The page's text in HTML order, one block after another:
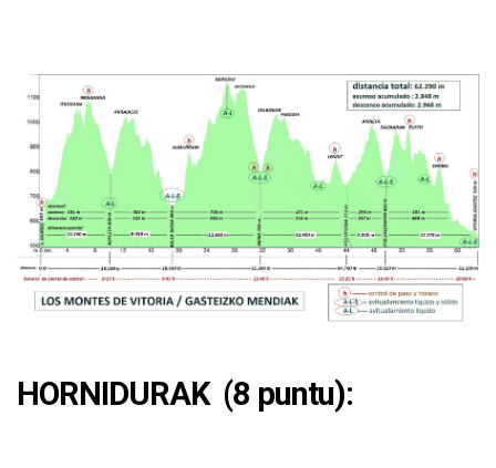
HORNIDURAK (8 puntu):